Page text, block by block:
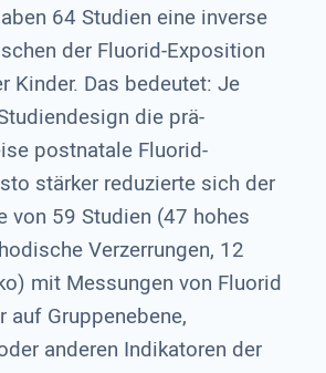
64 Studien eine inverse
der Fluorid-Exposition
Kinder. Das bedeutet: Je
die prä-
postnatale Fluorid-
stärker reduzierte sich der
von 59 Studien (47 hohes
Verzerrungen, 12
mit Messungen von Fluorid
auf Gruppenebene,
anderen Indikatoren der